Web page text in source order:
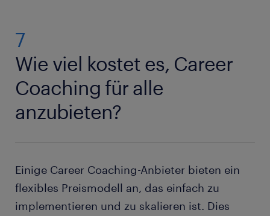
Sinnhaftigkeit.
individuellen Bedürfnisse jeder Generation und wirft
gleichzeitig Licht auf bedeutende
generationsspezifische Herausforderungen und
7
Wie viel kostet es, Career
Coaching für alle
anzubieten?
Einige Career Coaching-Anbieter bieten ein
flexibles Preismodell an, das einfach zu
implementieren und zu skalieren ist. Dies